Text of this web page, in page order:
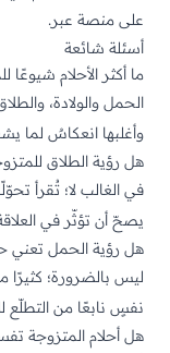
على منصة عبر.
أسئلة شائعة
ما أكثر الأحلام شيوعًا
الحمل والولادة،
وأغلبها انعكاسٌ لما
هل رؤية الطلاق
في الغالب لا؛ تُقرأ
يصحّ أن تؤثّر في
هل رؤية الحمل تعني
ليس بالضرورة؛ كثيرًا
نفسٍ نابعًا من التطلّع
هل أحلام المتزوجة